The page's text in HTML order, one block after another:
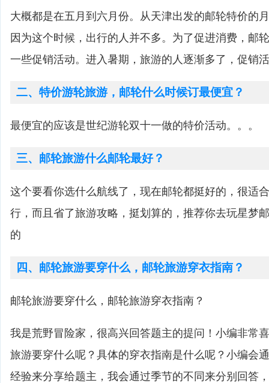
大概都是在五月到六月份。从天津出发的邮轮特价的
因为这个时候，出行的人并不多。为了促进消费，邮
一些促销活动。进入暑期，旅游的人逐渐多了，促销
二、特价游轮旅游，邮轮什么时候订最便宜？
最便宜的应该是世纪游轮双十一做的特价活动。。。
三、邮轮旅游什么邮轮最好？
这个要看你选什么航线了，现在邮轮都挺好的，很适
行，而且省了旅游攻略，挺划算的，推荐你去玩星梦
的
四、邮轮旅游要穿什么，邮轮旅游穿衣指南？
邮轮旅游要穿什么，邮轮旅游穿衣指南？
我是荒野冒险家，很高兴回答题主的提问！小编非常
旅游要穿什么呢？具体的穿衣指南是什么呢？小编会
经验来分享给题主，我会通过季节的不同来分别回答